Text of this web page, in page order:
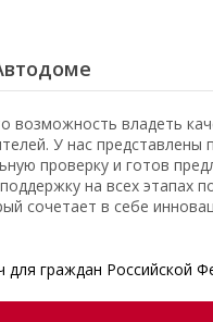
возможность владеть
У нас
проверку и готов
на всех этапах
сочетает в себе
граждан Российской